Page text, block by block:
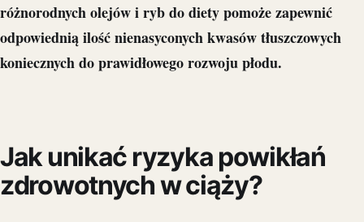
różnorodnych olejów i ryb do diety pomoże zapewnić
odpowiednią ilość nienasyconych kwasów tłuszczowych
koniecznych do prawidłowego rozwoju płodu.
Jak unikać ryzyka powikłań
zdrowotnych w ciąży?